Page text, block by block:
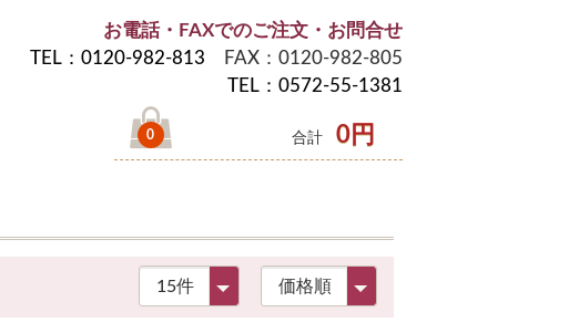
お電話・FAXでのご注文・お問合せ
TEL：0120-982-813 FAX：0120-982-805
TEL：0572-55-1381
0 合計 0円